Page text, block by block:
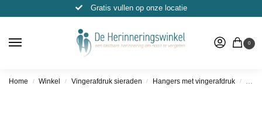
Gratis vullen op onze locatie
0
Home / Winkel / Vingerafdruk sieraden / Hangers met vingerafdruk /